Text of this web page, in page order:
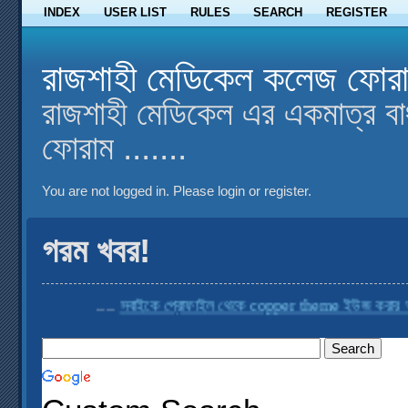
INDEX USER LIST RULES SEARCH REGISTER
রাজশাহী মেডিকেল কলেজ
রাজশাহী মেডিকেল এর একমাত্র
ফোরাম .......
You are not logged in. Please login or register.
গরম খবর!
....সবাইকে প্রোফাইল থেকে copper theme ইউজ করার